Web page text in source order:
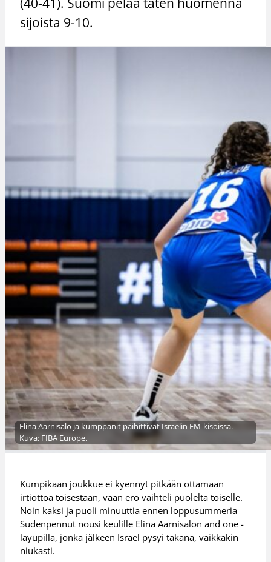
sijoista 9-10.
Elina Aarnisalo ja kumppanit päihittivät Israelin EM-kisoissa.
Kuva: FIBA Europe.
Kumpikaan joukkue ei kyennyt pitkään ottamaan
irtiottoa toisestaan, vaan ero vaihteli puolelta toiselle.
Noin kaksi ja puoli minuuttia ennen loppusummeria
Sudenpennut nousi keulille Elina Aarnisalon and one -
layupilla, jonka jälkeen Israel pysyi takana, vaikkakin
niukasti.